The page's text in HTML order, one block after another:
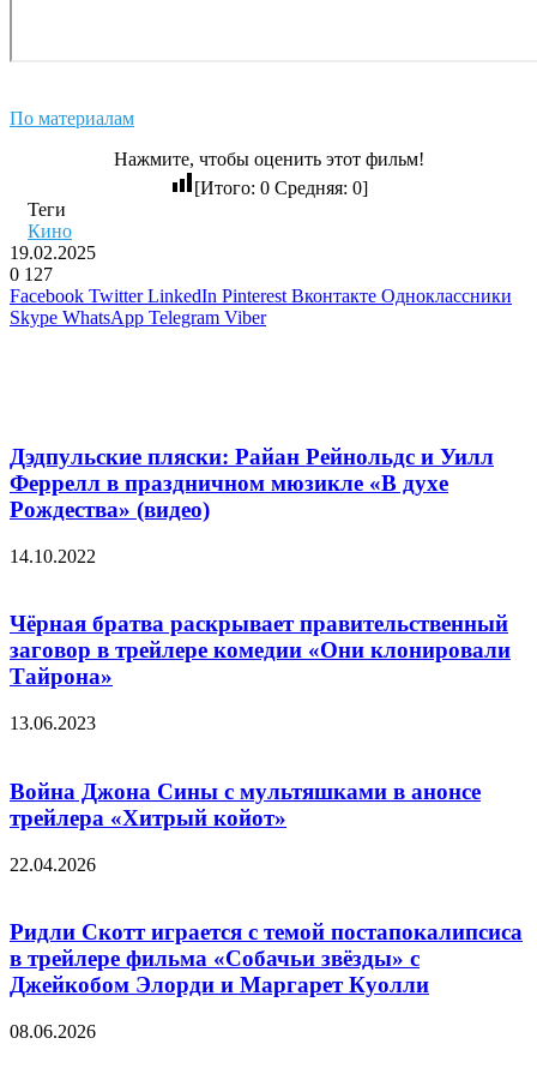
По материалам
Нажмите, чтобы оценить этот фильм!
[Итого: 0Средняя: 0]
Теги
Кино
19.02.2025
0 127
Facebook Twitter LinkedIn Pinterest Вконтакте Одноклассники
Skype WhatsApp Telegram Viber
Дэдпульские пляски: Райан Рейнольдс и Уилл
Феррелл в праздничном мюзикле «В духе
Рождества» (видео)
14.10.2022
Чёрная братва раскрывает правительственный
заговор в трейлере комедии «Они клонировали
Тайрона»
13.06.2023
Война Джона Сины с мультяшками в анонсе
трейлера «Хитрый койот»
22.04.2026
Ридли Скотт играется с темой постапокалипсиса
в трейлере фильма «Собачьи звёзды» с
Джейкобом Элорди и Маргарет Куолли
08.06.2026